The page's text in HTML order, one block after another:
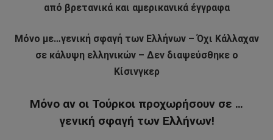
από βρετανικά και αμερικανικά έγγραφα
Μόνο με…γενική σφαγή των Ελλήνων – Όχι Κάλλαχαν
σε κάλυψη ελληνικών – Δεν διαψεύσθηκε ο
Κίσινγκερ
Μόνο αν οι Τούρκοι προχωρήσουν σε …
γενική σφαγή των Ελλήνων!